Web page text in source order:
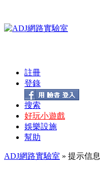
註冊
登錄
搜索
好玩小遊戲
娛樂設施
幫助
ADJ網路實驗室 » 提示信息